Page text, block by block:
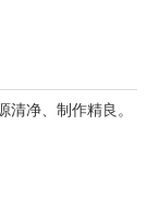
净、制作精良。